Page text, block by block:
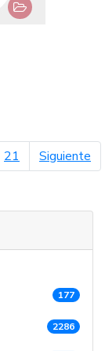
21 Siguiente
177
2286